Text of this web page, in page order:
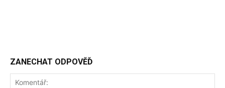
ZANECHAT ODPOVĚĎ